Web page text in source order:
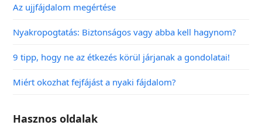
Az ujjfájdalom megértése
Nyakropogtatás: Biztonságos vagy abba kell hagynom?
9 tipp, hogy ne az étkezés körül járjanak a gondolatai!
Miért okozhat fejfájást a nyaki fájdalom?
Hasznos oldalak